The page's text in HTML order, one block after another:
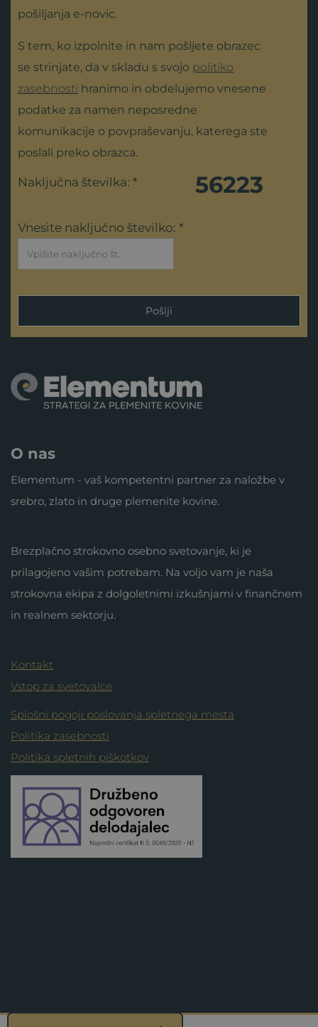
pošiljanja e-novic.
S tem, ko izpolnite in nam pošljete obrazec
se strinjate, da v skladu s svojo politiko
zasebnosti hranimo in obdelujemo vnesene
podatke za namen neposredne
komunikacije o povpraševanju, katerega ste
poslali preko obrazca.
Naključna številka: * 56223
Vnesite naključno številko: *
Pošlji
O nas
Elementum - vaš kompetentni partner za naložbe v
srebro, zlato in druge plemenite kovine.
Brezplačno strokovno osebno svetovanje, ki je
prilagojeno vašim potrebam. Na voljo vam je naša
strokovna ekipa z dolgoletnimi izkušnjami v finančnem
in realnem sektorju.
Kontakt
Vstop za svetovalce
Splošni pogoji poslovanja spletnega mesta
Politika zasebnosti
Politika spletnih piškotkov